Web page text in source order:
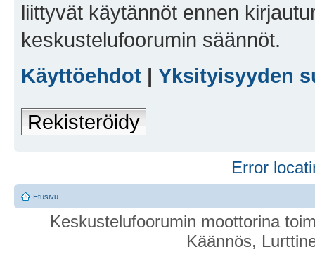
liittyvät käytännöt ennen
keskustelufoorumin säännöt.
Käyttöehdot | Yksityisyyden
Rekisteröidy
Error
Etusivu
Keskustelufoorumin moottorina
Käännös,